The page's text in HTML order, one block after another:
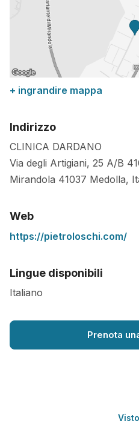
+ ingrandire mappa
Indirizzo
CLINICA DARDANO
Via degli Artigiani, 25 A/B
Mirandola 41037 Medolla,
Web
https://pietroloschi.com/
Lingue disponibili
Italiano
Prenota